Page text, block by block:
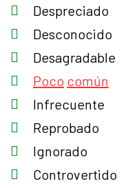
Despreciado
Desconocido
Desagradable
Poco común
Infrecuente
Reprobado
Ignorado
Controvertido